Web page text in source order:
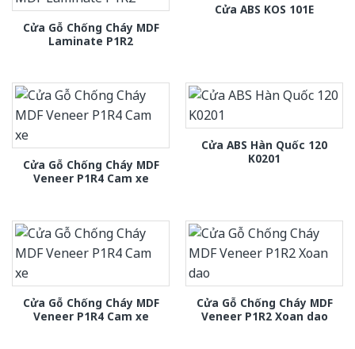
Cửa Gỗ Chống Cháy MDF
Laminate P1R2
Cửa ABS KOS 101E
Cửa Gỗ Chống Cháy MDF
Veneer P1R4 Cam xe
Cửa ABS Hàn Quốc 120
K0201
Cửa Gỗ Chống Cháy MDF
Veneer P1R4 Cam xe
Cửa Gỗ Chống Cháy MDF
Veneer P1R2 Xoan dao